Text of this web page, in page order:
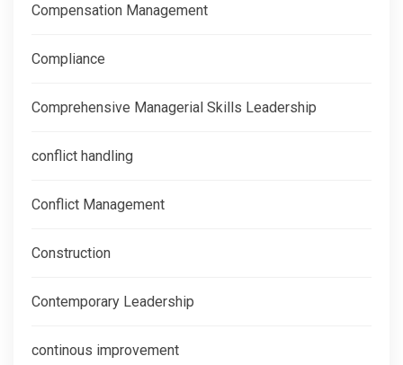
Compensation Management
Compliance
Comprehensive Managerial Skills Leadership
conflict handling
Conflict Management
Construction
Contemporary Leadership
continous improvement